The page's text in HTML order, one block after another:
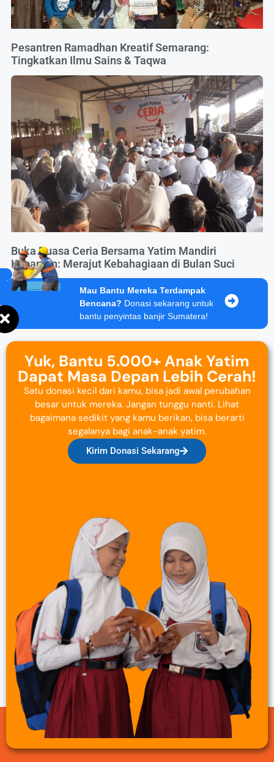
Pesantren Ramadhan Kreatif Semarang:
Tingkatkan Ilmu Sains & Taqwa
Buka Puasa Ceria Bersama Yatim Mandiri
Kepanjen: Merajut Kebahagiaan di Bulan Suci
Mau Bantu Mereka Terdampak
Bencana? Donasi sekarang untuk
bantu penyintas banjir Sumatera!
Yuk, Bantu 5.000+ Anak Yatim
Dapat Masa Depan Lebih Cerah!
Satu donasi kecil dari kamu, bisa jadi awal perubahan
besar untuk mereka. Jangan tunggu nanti. Lihat
bagaimana sedikit yang kamu berikan, bisa berarti
segalanya bagi anak-anak yatim.
Kirim Donasi Sekarang